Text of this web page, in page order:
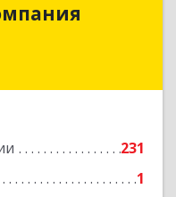
231
1
компания
бух плюс»
Подробнее